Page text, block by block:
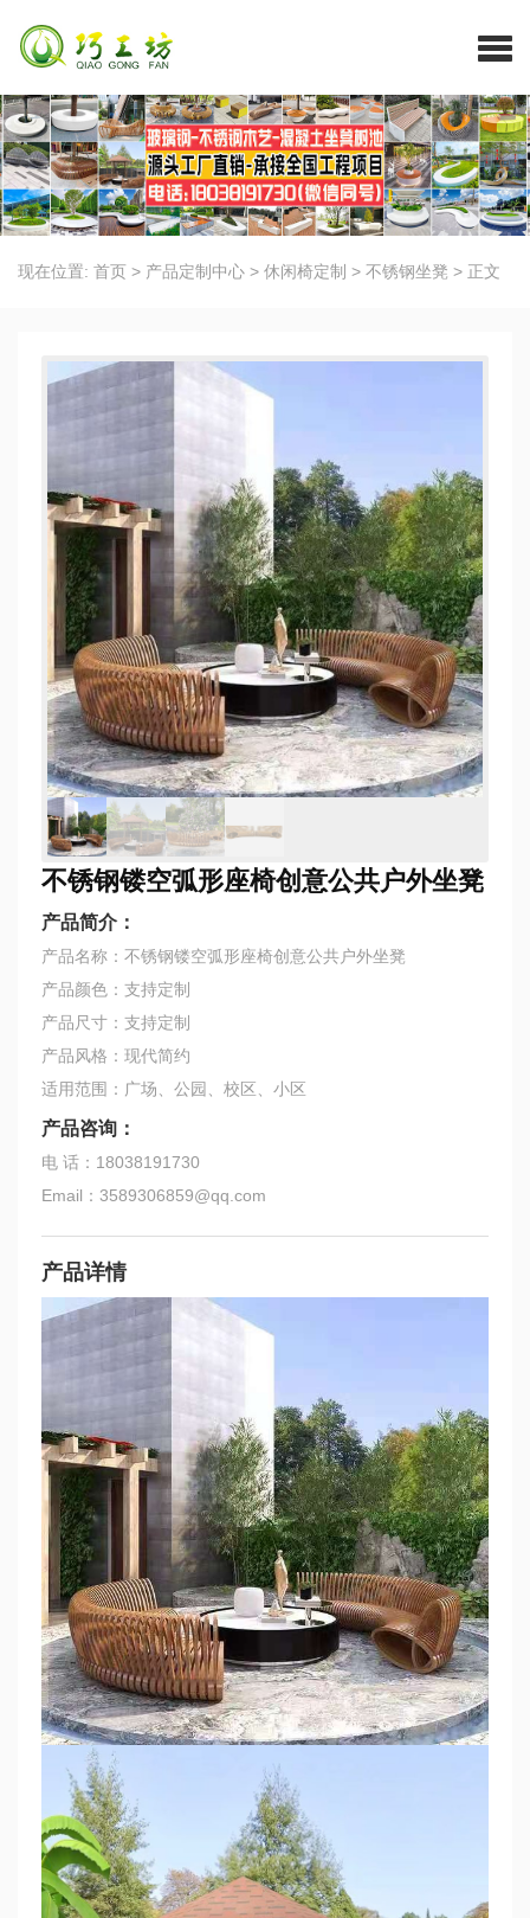
现在位置: 首页 > 产品定制中心 > 休闲椅定制 > 不锈钢坐凳 > 正文
不锈钢镂空弧形座椅创意公共户外坐凳
产品简介：
产品名称：不锈钢镂空弧形座椅创意公共户外坐凳
产品颜色：支持定制
产品尺寸：支持定制
产品风格：现代简约
适用范围：广场、公园、校区、小区
产品咨询：
电 话：18038191730
Email：3589306859@qq.com
产品详情